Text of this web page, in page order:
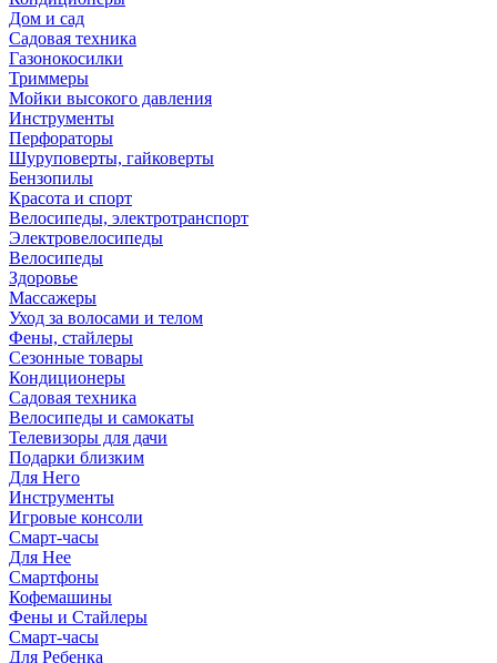
Дом и сад
Садовая техника
Газонокосилки
Триммеры
Мойки высокого давления
Инструменты
Перфораторы
Шуруповерты, гайковерты
Бензопилы
Красота и спорт
Велосипеды, электротранспорт
Электровелосипеды
Велосипеды
Здоровье
Массажеры
Уход за волосами и телом
Фены, стайлеры
Сезонные товары
Кондиционеры
Садовая техника
Велосипеды и самокаты
Телевизоры для дачи
Подарки близким
Для Него
Инструменты
Игровые консоли
Смарт-часы
Для Нее
Смартфоны
Кофемашины
Фены и Стайлеры
Смарт-часы
Для Ребенка